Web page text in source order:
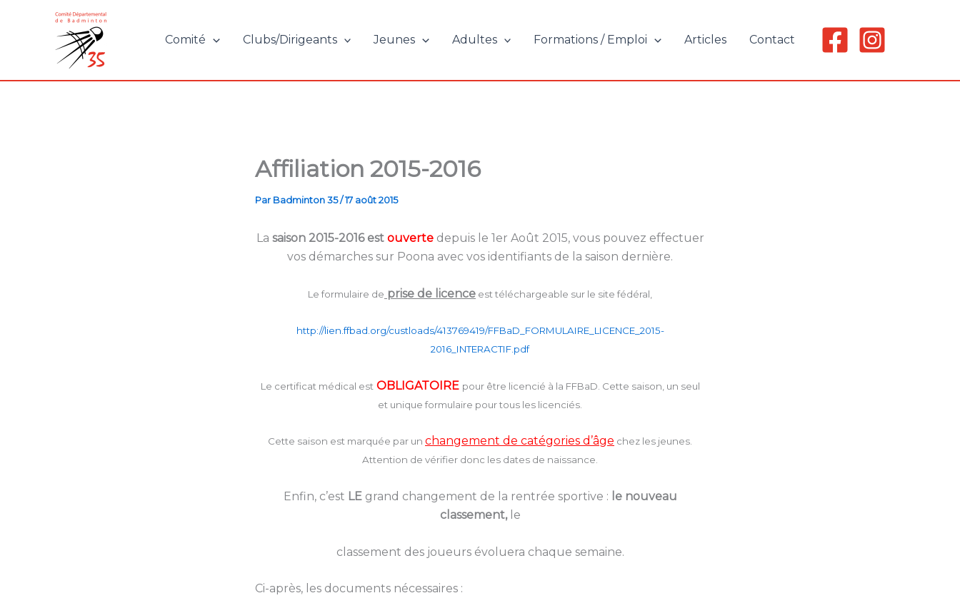
Comité Clubs/Dirigeants Jeunes Adultes Formations / Emploi Articles Contact
Affiliation 2015-2016
Par Badminton 35/17 août 2015
La saison 2015-2016 est ouvertedepuis le 1er Août 2015, vous pouvez effectuer
vos démarches sur Poona avec vos identifiants de la saison dernière.
Le formulaire de prise de licence est téléchargeable sur le site fédéral,
http://lien.ffbad.org/custloads/413769419/FFBaD_FORMULAIRE_LICENCE_2015-
2016_INTERACTIF.pdf
Le certificat médical est OBLIGATOIRE pour être licencié à la FFBaD. Cette saison, un seul
et unique formulaire pour tous les licenciés.
Cette saison est marquée par un changement de catégories d’âge chez les jeunes.
Attention de vérifier donc les dates de naissance.
Enfin, c’est LEgrand changement de la rentrée sportive : le nouveau
classement,le
classement des joueurs évoluera chaque semaine.
Ci-après, les documents nécessaires :